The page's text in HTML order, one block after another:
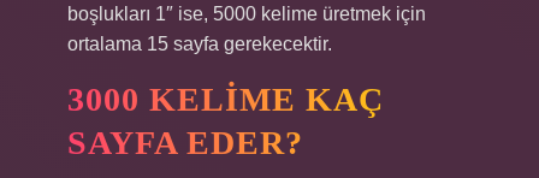
boşlukları 1″ ise, 5000 kelime üretmek için
ortalama 15 sayfa gerekecektir.
3000 KELIME KAÇ
SAYFA EDER?